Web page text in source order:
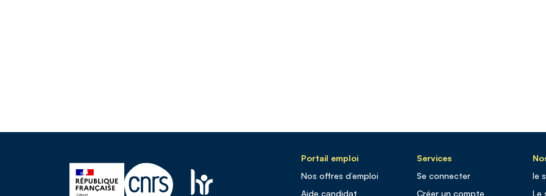
Portail emploi
Nos offres d’emploi
Aide candidat
Services
Se connecter
Créer un compte
le
Le